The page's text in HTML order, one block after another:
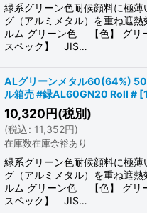
緑系グリーン色耐候顔料に極薄
グ（アルミメタル）を重ね遮熱
ルム グリーン色 【色】 グリ
スペック】 JIS…
ALグリーンメタル60(64%)
ル箱売 #緑AL60GN20 Roll # [
10,320円(税別)
(税込: 11,352円)
在庫数在庫余裕あり
緑系グリーン色耐候顔料に極薄
グ（アルミメタル）を重ね遮熱
ルム グリーン色 【色】 グリ
スペック】 JIS…